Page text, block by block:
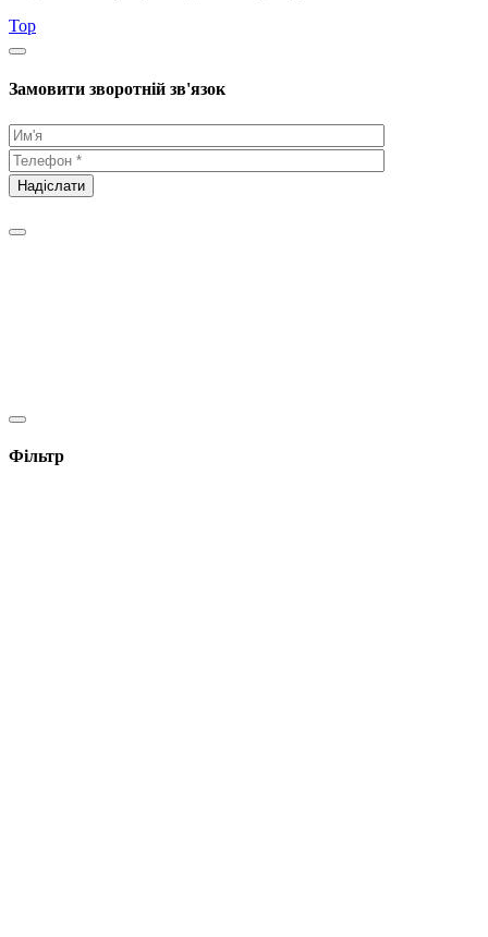
Top
Замовити зворотній зв'язок
Фільтр